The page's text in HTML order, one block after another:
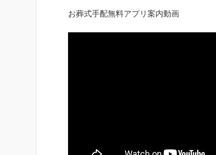
お葬式手配無料アプリ案内動画